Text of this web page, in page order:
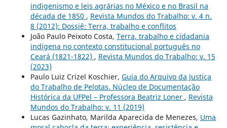
indigenismo e leis agrárias no México e no Brasil na
década de 1850 , Revista Mundos do Trabalho: v. 4 n.
8 (2012): Dossiê: Terra, trabalho e conflitos
João Paulo Peixoto Costa, Terra, trabalho e cidadania
indígena no contexto constitucional português no
Ceará (1821-1822) , Revista Mundos do Trabalho: v. 15
(2023)
Paulo Luiz Crizel Koschier, Guia do Arquivo da Justiça
do Trabalho de Pelotas. Núcleo de Documentação
Histórica da UFPel – Professora Beatriz Loner , Revista
Mundos do Trabalho: v. 11 (2019)
Lucas Gazinhato, Marilda Aparecida de Menezes, Uma